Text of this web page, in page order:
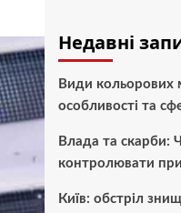
Недавні
Види кольорових
особливості та
Влада та скарби:
контролювати
Київ: обстріл